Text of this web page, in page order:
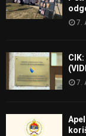
7.
7.